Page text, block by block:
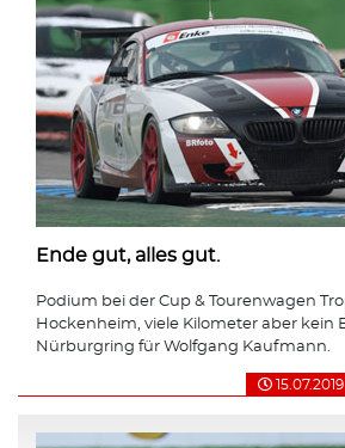
Ende gut, alles gut.
Podium bei der Cup & Tourenwagen
Hockenheim, viele Kilometer aber kein
Nürburgring für Wolfgang Kaufmann.
15.07.2019